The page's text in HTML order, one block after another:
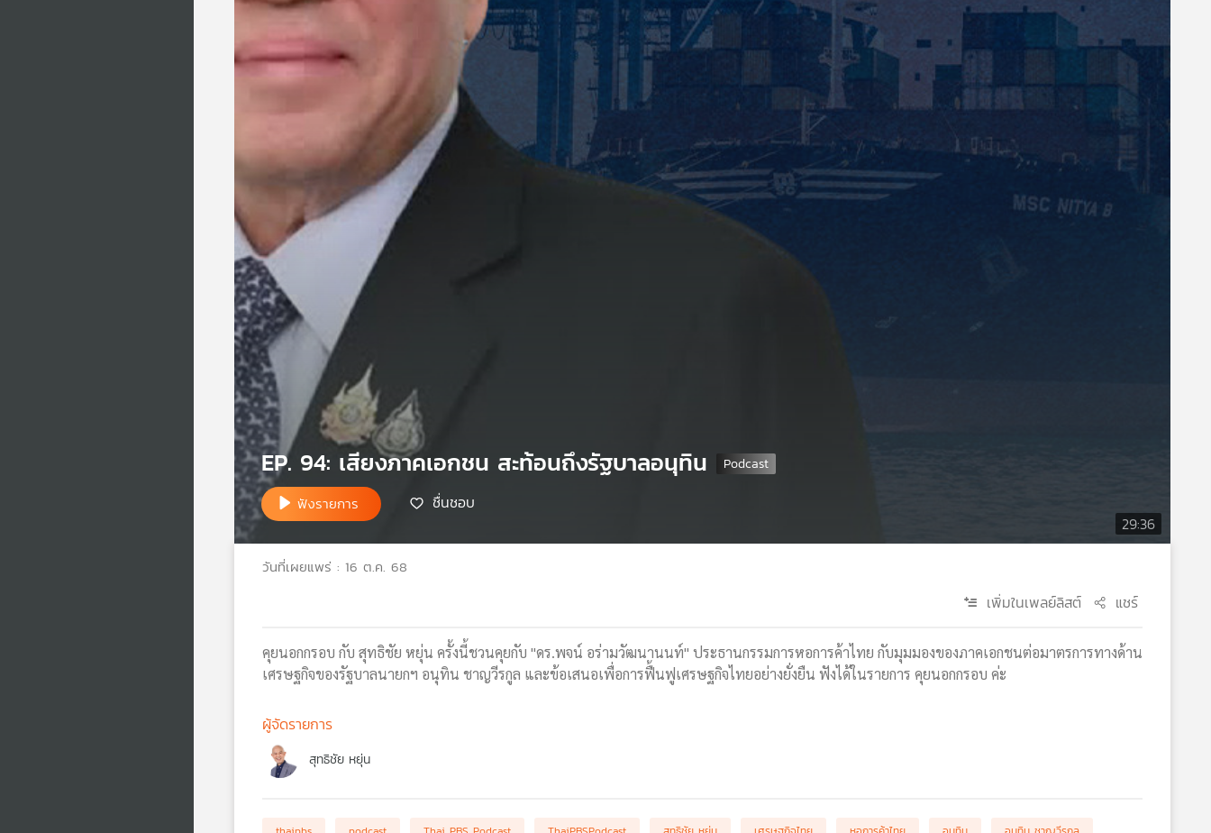
29:36
EP. 94: เสียงภาคเอกชน สะท้อนถึงรัฐบาลอนุทิน
ฟังรายการ ชื่นชอบ
วันที่เผยแพร่ : 16 ต.ค. 68
เพิ่มในเพลย์ลิสต์ แชร์
คุยนอกกรอบ กับ สุทธิชัย หยุ่น ครั้งนี้ชวนคุยกับ "ดร.พจน์ อร่ามวัฒนานนท์" ประธานกรรมการหอการค้าไทย กับมุมมองของภาคเอกชนต่อมาตรการทางด้าน
เศรษฐกิจของรัฐบาลนายกฯ อนุทิน ชาญวีรกูล และข้อเสนอเพื่อการฟื้นฟูเศรษฐกิจไทยอย่างยั่งยืน ฟังได้ในรายการ คุยนอกกรอบ ค่ะ
ผู้จัดรายการ
สุทธิชัย หยุ่น